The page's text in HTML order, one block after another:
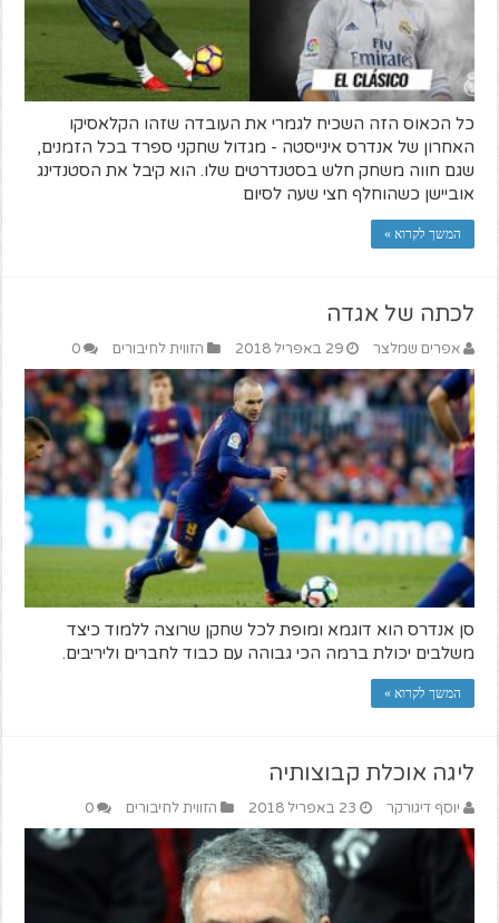
כל הכאוס הזה השכיח לגמרי את העובדה שזהו הקלאסיקו
האחרון של אנדרס אינייסטה - מגדול שחקני ספרד בכל הזמנים,
שגם חווה משחק חלש בסטנדרטים שלו. הוא קיבל את הסטנדינג
אוביישן כשהוחלף חצי שעה לסיום
המשך לקרוא »
לכתה של אגדה
אפרים שמלצר 29 באפריל 2018 הזווית לחיבורים 0
סן אנדרס הוא דוגמא ומופת לכל שחקן שרוצה ללמוד כיצד
משלבים יכולת ברמה הכי גבוהה עם כבוד לחברים וליריבים.
המשך לקרוא »
ליגה אוכלת קבוצותיה
יוסף דיגורקר 23 באפריל 2018 הזווית לחיבורים 0